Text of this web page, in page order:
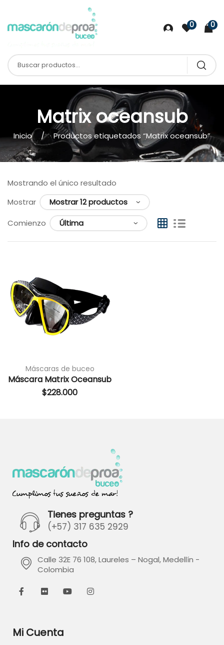
0 0
Matrix oceansub
Inicio Productos etiquetados “Matrix oceansub”
Mostrando el único resultado
Mostrar
Comienzo
Máscaras de buceo
Máscara Matrix Oceansub
$228.000
Tienes preguntas ?
(+57) 317 635 2929
Info de contacto
Calle 32E 76 108, Laureles – Nogal, Medellín -
Colombia
Mi Cuenta